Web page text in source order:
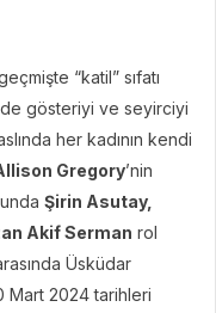
“katil” sıfatı
gösteriyi ve seyirciyi
her kadının kendi
Gregory’nin
Şirin Asutay,
Akif Serman rol
Üsküdar
Mart 2024 tarihleri